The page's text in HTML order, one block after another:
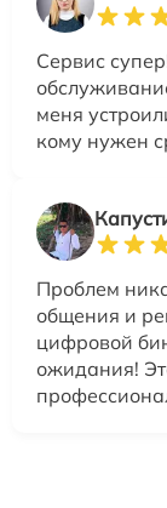
Сервис
меня
кому нужен
Проблем
общения и
цифровой
ожидания!